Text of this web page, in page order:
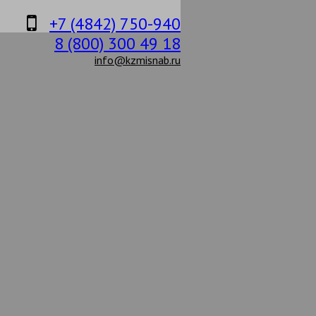
+7 (4842) 750-940
8 (800) 300 49 18
info@kzmisnab.ru